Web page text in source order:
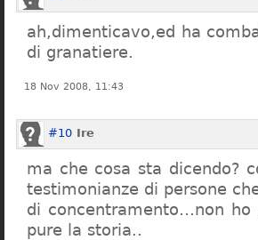
ah,dimenticavo,ed ha
di granatiere.
18 Nov 2008, 11:43
#10 Ire
ma che cosa sta dicendo?
testimonianze di persone
di concentramento…non
pure la storia..